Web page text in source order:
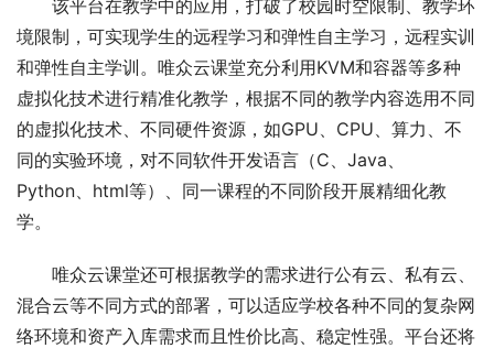
该平台在教学中的应用，打破了校园时空限制、教学环
境限制，可实现学生的远程学习和弹性自主学习，远程实训
和弹性自主学训。唯众云课堂充分利用KVM和容器等多种
虚拟化技术进行精准化教学，根据不同的教学内容选用不同
的虚拟化技术、不同硬件资源，如GPU、CPU、算力、不
同的实验环境，对不同软件开发语言（C、Java、
Python、html等）、同一课程的不同阶段开展精细化教
学。
唯众云课堂还可根据教学的需求进行公有云、私有云、
混合云等不同方式的部署，可以适应学校各种不同的复杂网
络环境和资产入库需求而且性价比高、稳定性强。平台还将